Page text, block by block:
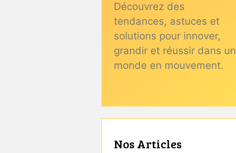
Découvrez des
tendances, astuces et
solutions pour innover,
grandir et réussir dans un
monde en mouvement.
Nos Articles